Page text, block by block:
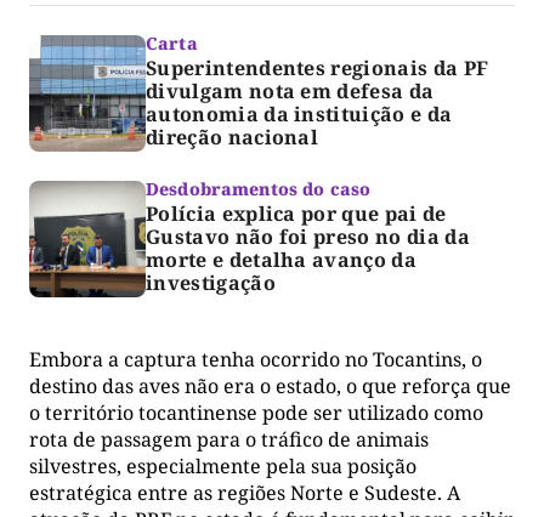
Carta
Superintendentes regionais da PF
divulgam nota em defesa da
autonomia da instituição e da
direção nacional
Desdobramentos do caso
Polícia explica por que pai de
Gustavo não foi preso no dia da
morte e detalha avanço da
investigação
Embora a captura tenha ocorrido no Tocantins, o
destino das aves não era o estado, o que reforça que
o território tocantinense pode ser utilizado como
rota de passagem para o tráfico de animais
silvestres, especialmente pela sua posição
estratégica entre as regiões Norte e Sudeste. A